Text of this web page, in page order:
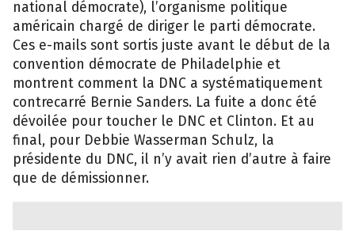
national démocrate), l’organisme politique
américain chargé de diriger le parti démocrate.
Ces e-mails sont sortis juste avant le début de la
convention démocrate de Philadelphie et
montrent comment la DNC a systématiquement
contrecarré Bernie Sanders. La fuite a donc été
dévoilée pour toucher le DNC et Clinton. Et au
final, pour Debbie Wasserman Schulz, la
présidente du DNC, il n’y avait rien d’autre à faire
que de démissionner.